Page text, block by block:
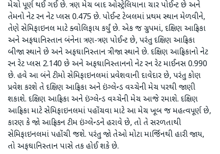
મેચો પૂર્ણ થઈ ગઈ છે. ત્રણ મેચ બાદ ઓસ્ટ્રેલિયાના ચાર પોઈન્ટ છે અને
તેમનો નેટ રન નેટ પ્લસ 0.475 છે. પોઈન્ટ ટેબલમાં પ્રથમ સ્થાન મેળવીને,
તેણે સેમિફાઇનલ માટે ક્વોલિફાય કર્યું છે. એક જ ગ્રુપમાં, દક્ષિણ આફ્રિકા
અને અફઘાનિસ્તાન બંનેના ત્રણ-ત્રણ પોઈન્ટ છે, પરંતુ દક્ષિણ આફ્રિકા
બીજા સ્થાને છે અને અફઘાનિસ્તાન ત્રીજા સ્થાને છે. દક્ષિણ આફ્રિકાનો નેટ
રન રેટ પ્લસ 2.140 છે અને અફઘાનિસ્તાનનો નેટ રન રેટ માઈનસ 0.990
છે. હવે આ બંને ટીમો સેમિફાઇનલમાં પ્રવેશવાની દાવેદાર છે, પરંતુ કોણ
પ્રવેશ કરશે તે દક્ષિણ આફ્રિકા અને ઇંગ્લેન્ડ વચ્ચેની મેચ પરથી જાણી
શકાશે. દક્ષિણ આફ્રિકા અને ઇંગ્લેન્ડ વચ્ચેની મેચ આજે રમાશે. દક્ષિણ
આફ્રિકા માટે સેમિફાઇનલમાં પહોંચવા માટે આ મેચ ખૂબ જ મહત્વપૂર્ણ છે,
કારણ કે જો આફ્રિકન ટીમ ઇંગ્લેન્ડને હરાવે છે, તો તે સરળતાથી
સેમિફાઇનલમાં પહોંચી જશે. પરંતુ જો તેઓ મોટા માર્જિનથી હારી જાય,
તો અફઘાનિસ્તાન પાસે તક હોઈ શકે છે.